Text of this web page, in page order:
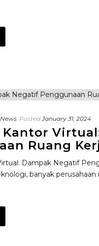
News Posted January 31, 2024
Kantor
Ruang
Dampak Negatif
banyak